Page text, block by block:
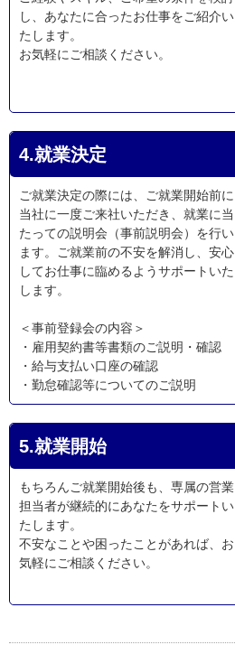
し、あなたに合ったお仕事をご紹介い
たします。
お気軽にご相談ください。
4.就業決定
ご就業決定の際には、ご就業開始前に
当社に一度ご来社いただき、就業に当
たっての説明会（事前説明会）を行い
ます。ご就業前の不安を解消し、安心
してお仕事に臨めるようサポートいた
します。
＜事前登録会の内容＞
・雇用契約書等書類のご説明・確認
・給与支払い口座の確認
・勤怠確認等についてのご説明
5.就業開始
もちろんご就業開始後も、専属の営業
担当者が継続的にあなたをサポートい
たします。
不安なことや困ったことがあれば、お
気軽にご相談ください。